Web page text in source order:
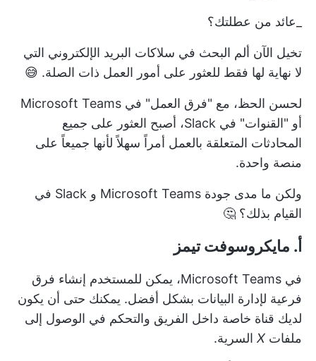
_عائد من عطلتك؟
تخيل الآن ألم البحث في سلاكات البريد الإلكتروني التي
لا نهاية لها فقط للعثور على أمور العمل ذات الصلة. 😅
لحسن الحظ، مع "فرق العمل" في Microsoft Teams
أو "القنوات" في Slack، أصبح العثور على جميع
المحادثات المتعلقة بالعمل أمراً سهلاً لأنها جميعاً على
منصة واحدة.
ولكن ما مدى جودة Microsoft Teams و Slack في
القيام بذلك؟ 🤔
أ. مايكروسوفت تيمز
في Microsoft Teams، يمكن للمستخدم إنشاء فرق
فرعية لإدارة البيانات بشكل أفضل. يمكنك حتى أن يكون
لديك قناة خاصة داخل الفريق والتحكم في الوصول إلى
ملفات X السرية.